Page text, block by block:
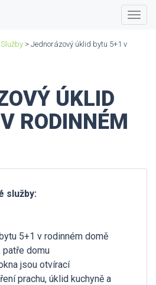
Služby > Jednorázový úklid bytu 5+1 v
ÚKLID
RODINNÉM
služby:
5+1 v rodinném domě
patře domu
jsou otvírací
prachu, úklid kuchyně a